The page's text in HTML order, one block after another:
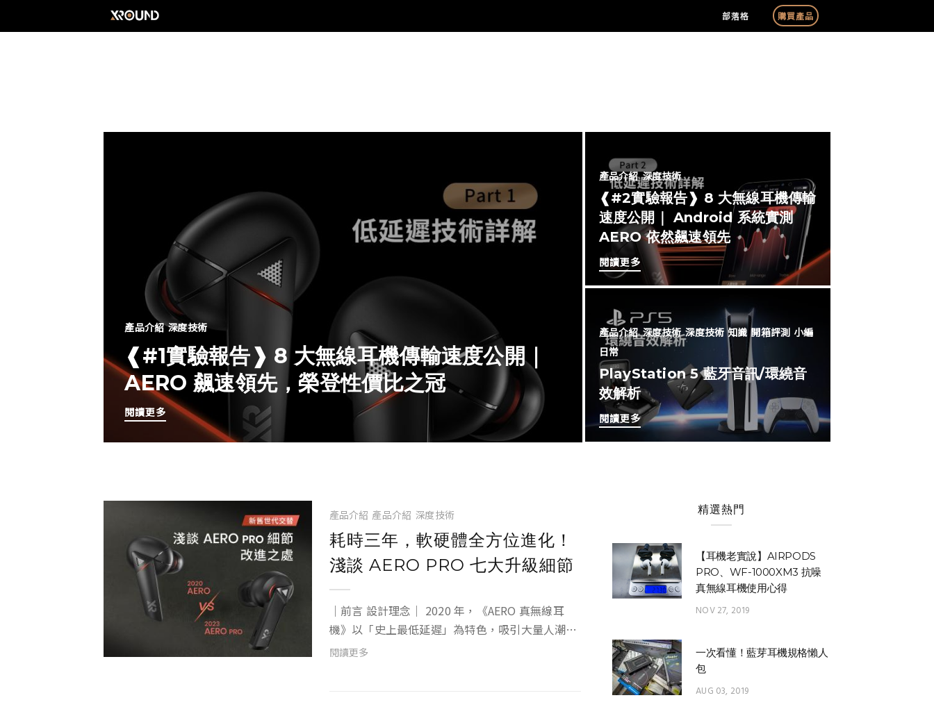
部落格 購買產品
產品介紹 深度技術
❰#1實驗報告❱ 8 大無線耳機傳輸速度公開｜
AERO 飆速領先，榮登性價比之冠
閱讀更多
產品介紹 深度技術
❰#2實驗報告❱ 8 大無線耳機傳輸
速度公開｜ Android 系統實測
AERO 依然飆速領先
閱讀更多
產品介紹 深度技術 深度技術 知識 開箱評測 小編
日常
PlayStation 5 藍牙音訊/環繞音
效解析
閱讀更多
產品介紹 產品介紹 深度技術
耗時三年，軟硬體全方位進化！
淺談 AERO PRO 七大升級細節
｜前言 設計理念｜ 2020 年，《AERO 真無線耳
機》以「史上最低延遲」為特色，吸引大量人潮預
購，總預購人數超過 15,000 人，也拿下 3,500 萬
閱讀更多
精選熱門
【耳機老實說】AIRPODS
PRO、WF-1000XM3 抗噪
真無線耳機使用心得
NOV 27, 2019
一次看懂！藍芽耳機規格懶人
包
AUG 03, 2019